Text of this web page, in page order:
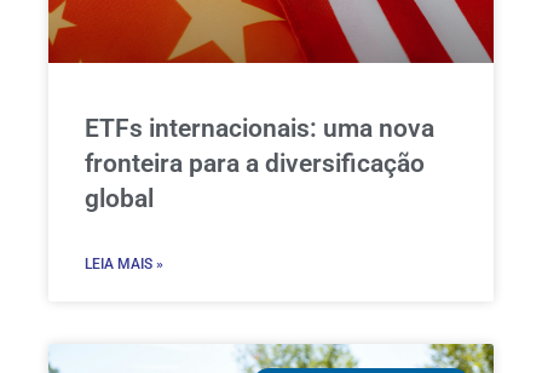
ETFs internacionais: uma nova
fronteira para a diversificação
global
LEIA MAIS »